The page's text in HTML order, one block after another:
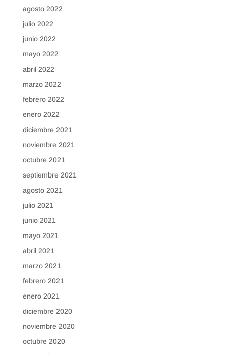
agosto 2022
julio 2022
junio 2022
mayo 2022
abril 2022
marzo 2022
febrero 2022
enero 2022
diciembre 2021
noviembre 2021
octubre 2021
septiembre 2021
agosto 2021
julio 2021
junio 2021
mayo 2021
abril 2021
marzo 2021
febrero 2021
enero 2021
diciembre 2020
noviembre 2020
octubre 2020